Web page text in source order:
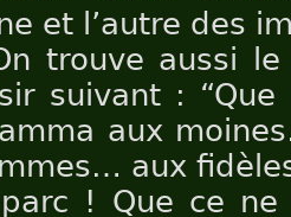
et l’autre des
trouve aussi
suivant :
aux
aux
parc ! Que ce